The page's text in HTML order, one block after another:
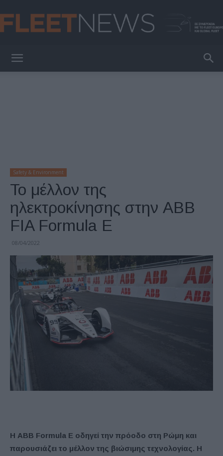
Safety & Environment
Το μέλλον της
ηλεκτροκίνησης στην ABB
FIA Formula E
08/04/2022
Η ABB Formula E οδηγεί την πρόοδο στη Ρώμη και
παρουσιάζει το μέλλον της βιώσιμης τεχνολογίας. Η